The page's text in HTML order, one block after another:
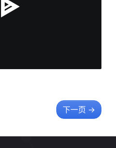
下一页 →